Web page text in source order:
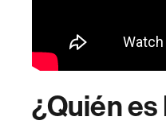
¿Quién es